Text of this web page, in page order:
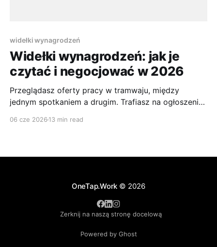
widełki wynagrodzeń
Widełki wynagrodzeń: jak je
czytać i negocjować w 2026
Przeglądasz oferty pracy w tramwaju, między
jednym spotkaniem a drugim. Trafiasz na ogłoszenie,
06 cze 2026 13 min read
OneTap.Work © 2026
Zerknij na naszą stronę docelową
Powered by Ghost